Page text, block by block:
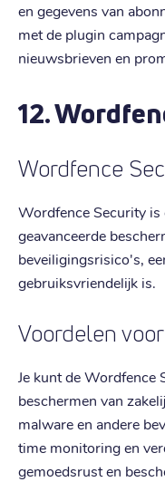
en gegevens van
met de plugin
nieuwsbrieven en
12.
Wordfence
Wordfence Security
geavanceerde
beveiligingsrisico's,
gebruiksvriendelijk is.
Voordelen
Je kunt de Wordfence
beschermen van
malware en andere
time monitoring en
gemoedsrust en